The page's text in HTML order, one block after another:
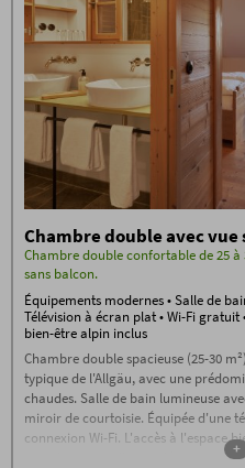
Chambre double avec
Chambre double confortable de 25
sans balcon.
Équipements modernes • Salle de
Télévision à écran plat • Wi-Fi gratuit
bien-être alpin inclus
Chambre double spacieuse (25-30
typique de l'Allgäu, avec une
chaudes. Salle de bain lumineuse
miroir de courtoisie. Équipée d'une
connexion Wi-Fi. L'accès à l'espace
grande piscine d'eau salée ouverte+